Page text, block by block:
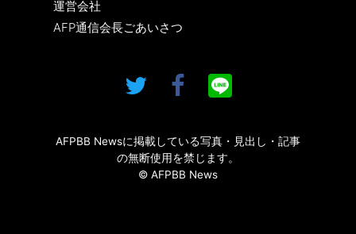
運営会社
AFP通信会長ごあいさつ
AFPBB Newsに掲載している写真・見出し・記事
の無断使用を禁じます。
© AFPBB News